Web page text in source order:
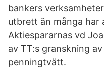
bankers
utbrett än många har
Aktiespararnas vd
av TT:s granskning
penningtvätt.